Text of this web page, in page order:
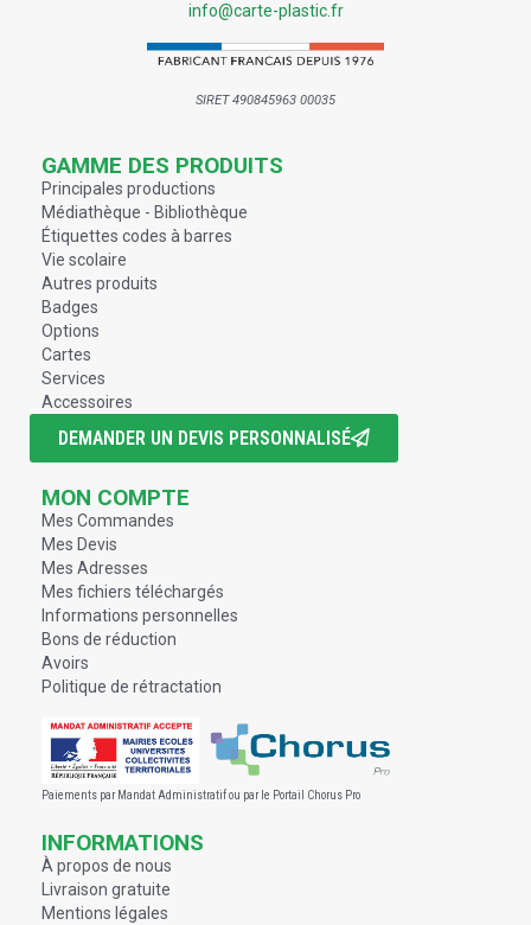
info@carte-plastic.fr
SIRET 490845963 00035
GAMME DES PRODUITS
Principales productions
Médiathèque - Bibliothèque
Étiquettes codes à barres
Vie scolaire
Autres produits
Badges
Options
Cartes
Services
Accessoires
DEMANDER UN DEVIS PERSONNALISÉ
MON COMPTE
Mes Commandes
Mes Devis
Mes Adresses
Mes fichiers téléchargés
Informations personnelles
Bons de réduction
Avoirs
Politique de rétractation
Paiements par Mandat Administratif ou par le Portail Chorus Pro
INFORMATIONS
À propos de nous
Livraison gratuite
Mentions légales